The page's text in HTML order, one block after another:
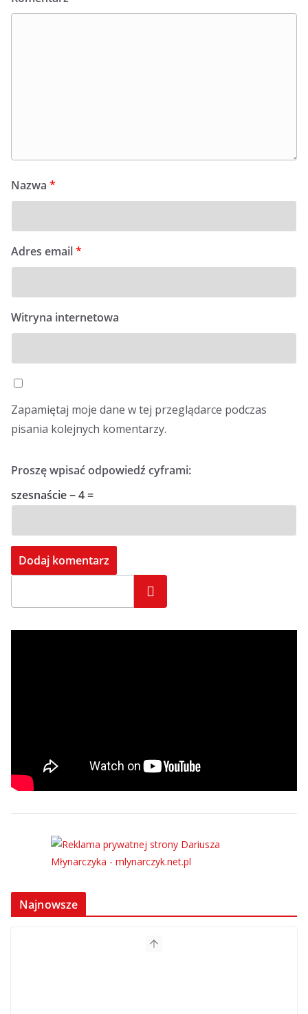
Nazwa *
Adres email*
Witryna internetowa
Zapamiętaj moje dane w tej przeglądarce podczas
pisania kolejnych komentarzy.
Proszę wpisać odpowiedź cyframi:
szesnaście − 4 =
Szukaj
Najnowsze